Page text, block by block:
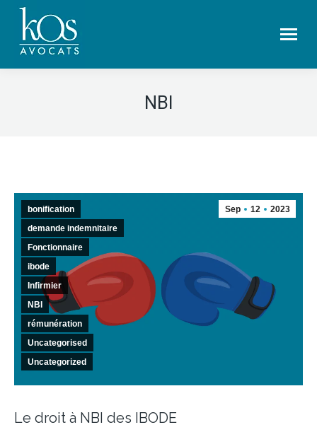
NBI
Sep 12 2023
bonification
demande indemnitaire
Fonctionnaire
ibode
Infirmier
NBI
rémunération
Uncategorised
Uncategorized
Le droit à NBI des IBODE